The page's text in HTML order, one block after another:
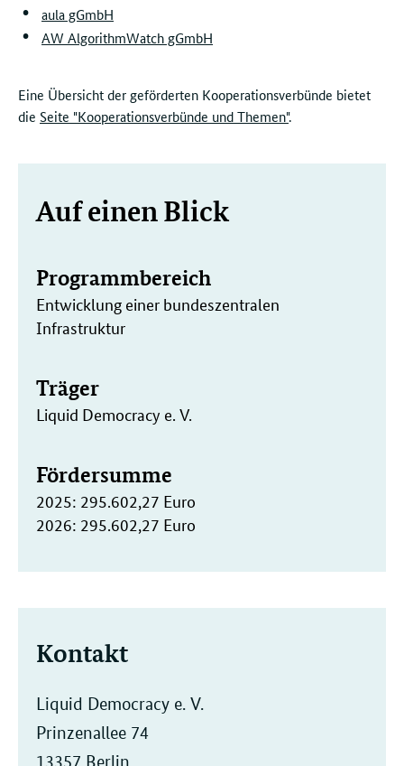
aula gGmbH
AW AlgorithmWatch gGmbH
Eine Übersicht der geförderten Kooperationsverbünde bietet
die Seite "Kooperationsverbünde und Themen".
Weitere
Auf einen Blick
Programmbereich
Entwicklung einer bundeszentralen
Infrastruktur
Träger
Liquid Democracy e. V.
Fördersumme
2025: 295.602,27 Euro
2026: 295.602,27 Euro
Kontakt
Liquid Democracy e. V.
Prinzenallee 74
13357 Berlin